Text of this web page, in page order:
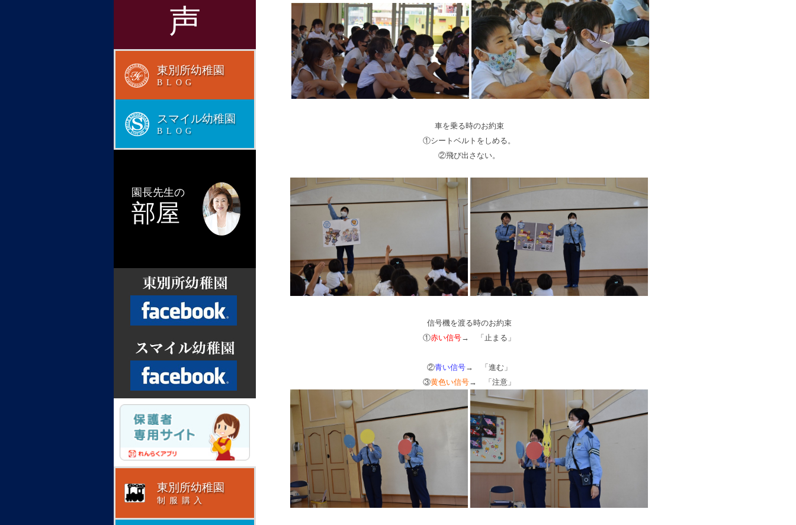
車を乗る時のお約束
①シートベルトをしめる。
②飛び出さない。
信号機を渡る時のお約束
①赤い信号→ 「止まる」
②青い信号→ 「進む」
③黄色い信号→ 「注意」
声
東別所幼稚園
BLOG
スマイル幼稚園
BLOG
園長先生の
部屋
Facebook
Facebook
東別所幼稚園
制服購入